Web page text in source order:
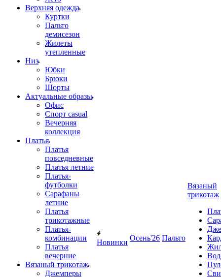
Верхняя одежда
Куртки
Пальто
демисезон
Жилеты
утепленные
Низ
Юбки
Брюки
Шорты
Актуальные образы
Офис
Спорт casual
Вечерняя
коллекция
Платья
Платья
повседневные
Платья летние
Платья-
футболки
Сарафаны
летние
Платья
трикотажные
Платья-
комбинации
Платья
вечерние
Вязаный трикотаж
Джемперы
Новинки
Осень'26 Пальто
Вязаный
трикотаж